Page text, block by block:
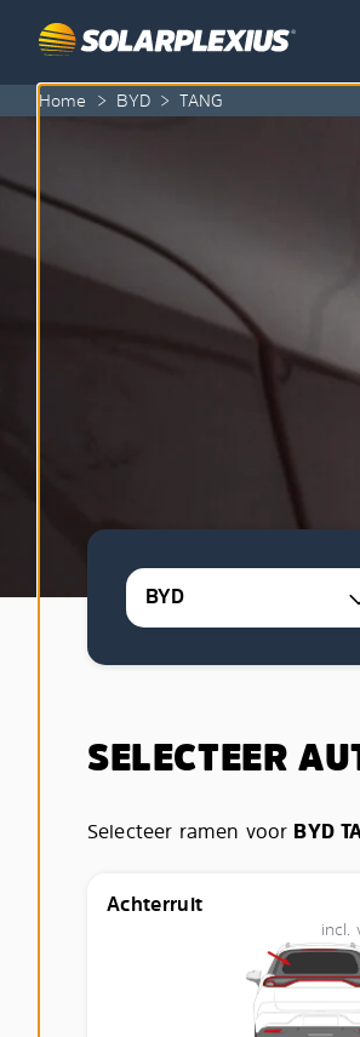
Home > BYD > TANG
BYD
SELECTEER
Selecteer ramen voor BYD
Achterruit
incl.